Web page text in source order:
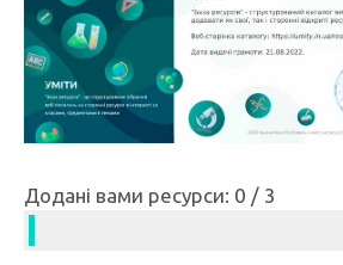
Додані вами ресурси: 0 / 3